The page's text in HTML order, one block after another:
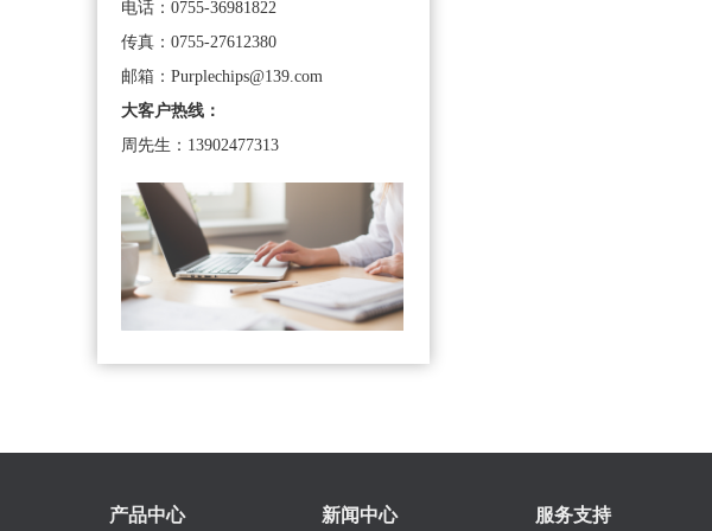
电话：0755-36981822
传真：0755-27612380
邮箱：Purplechips@139.com
大客户热线：
周先生：13902477313
产品中心 新闻中心 服务支持